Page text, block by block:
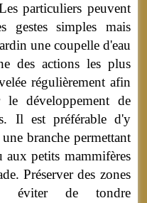
particuliers peuvent
gestes simples mais
une coupelle d'eau
des actions les plus
régulièrement afin
développement de
Il est préférable d'y
branche permettant
aux petits mammifères
Préserver des zones
éviter de tondre